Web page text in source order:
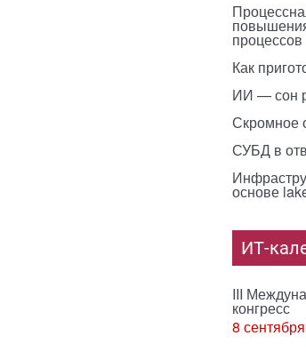
процессов
Как
ИИ — сон
Скромное
СУБД в
основе
ИТ-
III
конгресс
8